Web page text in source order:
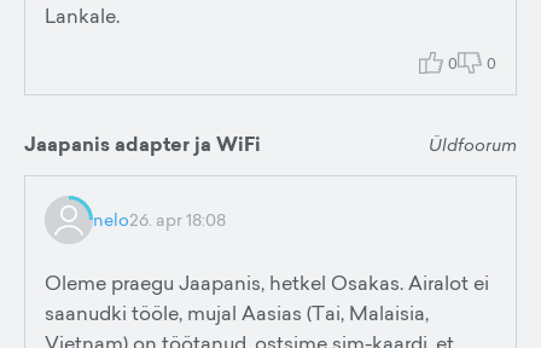
Lankale.
0 0
Jaapanis adapter ja WiFi Üldfoorum
nelo26. apr 18:08
Oleme praegu Jaapanis, hetkel Osakas. Airalot ei
saanudki tööle, mujal Aasias (Tai, Malaisia,